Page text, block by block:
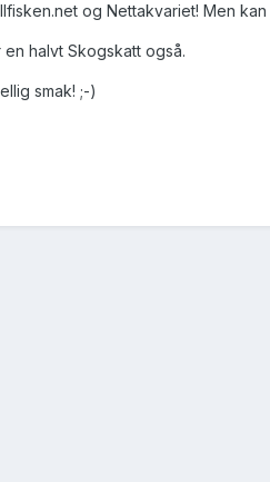
og Nettakvariet! Men
halvt Skogskatt også.
smak! ;-)